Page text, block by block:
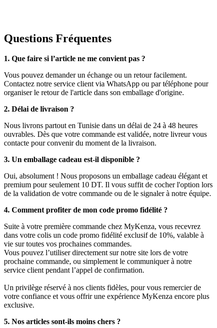
Questions Fréquentes
1. Que faire si l’article ne me convient pas ?
Vous pouvez demander un échange ou un retour facilement.
Contactez notre service client via WhatsApp ou par téléphone pour
organiser le retour de l'article dans son emballage d'origine.
2. Délai de livraison ?
Nous livrons partout en Tunisie dans un délai de 24 à 48 heures
ouvrables. Dès que votre commande est validée, notre livreur vous
contacte pour convenir du moment de la livraison.
3. Un emballage cadeau est-il disponible ?
Oui, absolument ! Nous proposons un emballage cadeau élégant et
premium pour seulement 10 DT. Il vous suffit de cocher l'option lors
de la validation de votre commande ou de le signaler à notre équipe.
4. Comment profiter de mon code promo fidélité ?
Suite à votre première commande chez MyKenza, vous recevrez
dans votre colis un code promo fidélité exclusif de 10%, valable à
vie sur toutes vos prochaines commandes.
Vous pouvez l’utiliser directement sur notre site lors de votre
prochaine commande, ou simplement le communiquer à notre
service client pendant l’appel de confirmation.
Un privilège réservé à nos clients fidèles, pour vous remercier de
votre confiance et vous offrir une expérience MyKenza encore plus
exclusive.
5. Nos articles sont-ils moins chers ?